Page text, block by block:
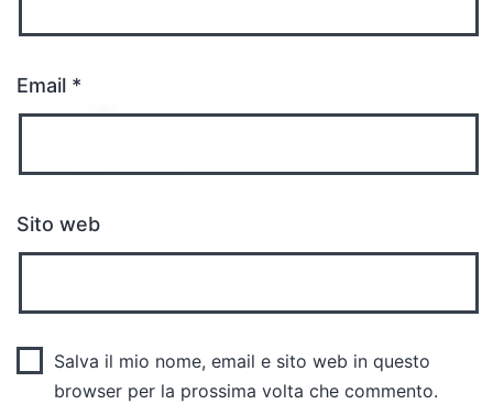
Email *
Sito web
Salva il mio nome, email e sito web in questo
browser per la prossima volta che commento.